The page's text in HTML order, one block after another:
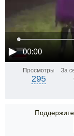
00:00
Просмотры
295
За